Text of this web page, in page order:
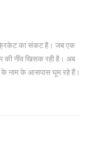
क्रिकेट का संकट है। जब एक
की नींव खिसक रही है। अब
के नाम के आसपास घूम रहे हैं।